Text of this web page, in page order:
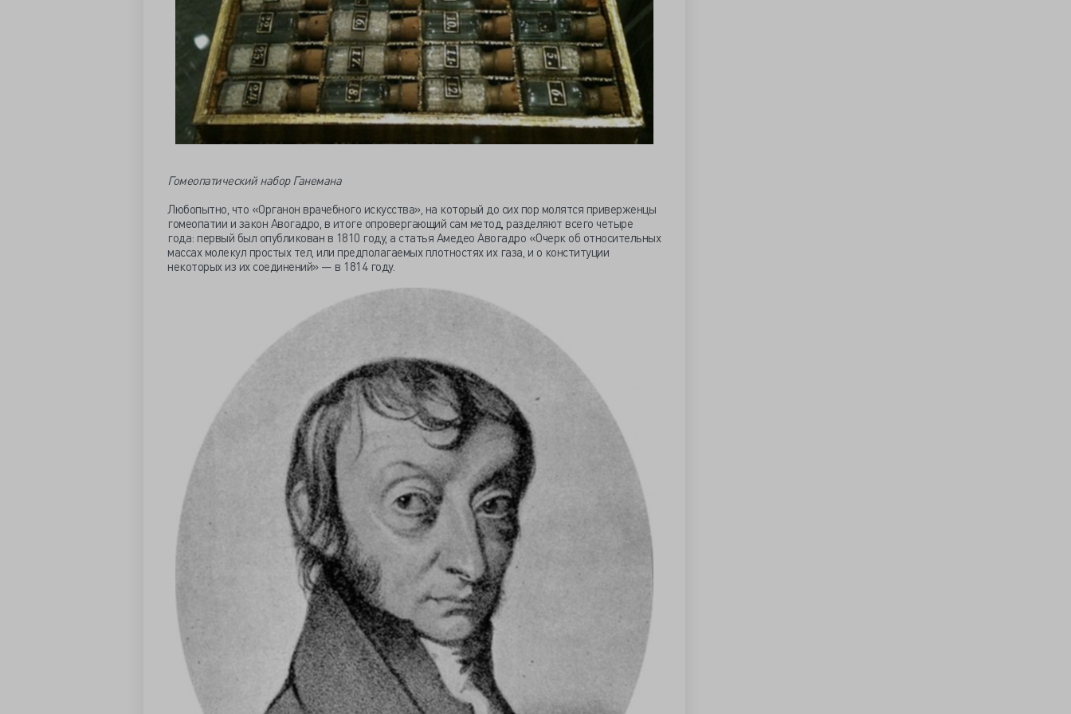
Гомеопатический набор Ганемана
Любопытно, что «Органон врачебного искусства», на который до сих пор молятся приверженцы
гомеопатии и закон Авогадро, в итоге опровергающий сам метод, разделяют всего четыре
года: первый был опубликован в 1810 году, а статья Амедео Авогадро «Очерк об относительных
массах молекул простых тел, или предполагаемых плотностях их газа, и о конституции
некоторых из их соединений» — в 1814 году.